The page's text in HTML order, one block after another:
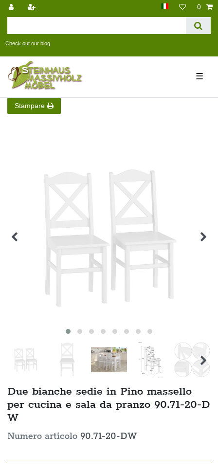
Check out our blog
0
☰
Stampare
Due bianche sedie in Pino massello
per cucina e sala da pranzo 90.71-20-D
W
Numero articolo 90.71-20-DW